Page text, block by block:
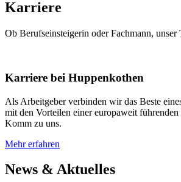
Karriere
Ob Berufseinsteigerin oder Fachmann, unser
Karriere bei Huppenkothen
Als Arbeitgeber verbinden wir das Beste
mit den Vorteilen einer europaweit
Komm zu uns.
Mehr erfahren
News & Aktuelles